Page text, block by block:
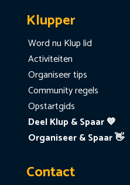
Klupper
Word nu Klup lid
Activiteiten
Organiseer tips
Community regels
Opstartgids
Deel Klup & Spaar 💙
Organiseer & Spaar 👋
Contact